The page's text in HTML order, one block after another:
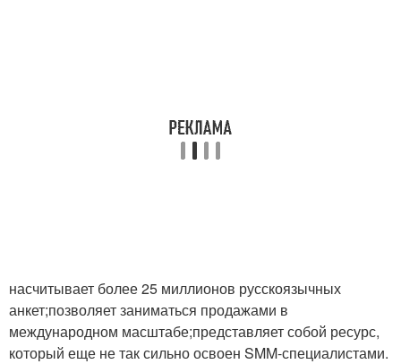
насчитывает более 25 миллионов русскоязычных
анкет;позволяет заниматься продажами в
международном масштабе;представляет собой ресурс,
который еще не так сильно освоен SMM-специалистами.